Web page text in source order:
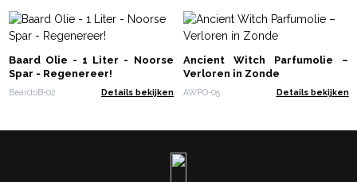
Baard Olie - 1 Liter - Noorse
Spar - Regenereer!
BeardoB-02 Details bekijken
Ancient Witch Parfumolie –
Verloren in Zonde
AWPO-05 Details bekijken